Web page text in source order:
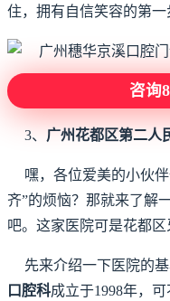
住，拥有自信笑容的第一
咨询
3、 广州花都区第二人
嘿，各位爱美的小伙
齐”的烦恼？那就来了解
吧。这家医院可是花都区
先来介绍一下医院的基
口腔科成立于1998年，